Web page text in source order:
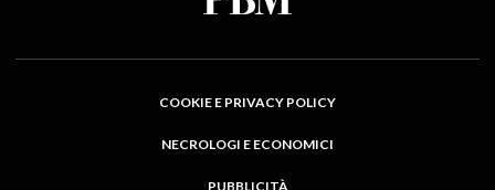
COOKIE E PRIVACY POLICY
NECROLOGI E ECONOMICI
PUBBLICITÀ